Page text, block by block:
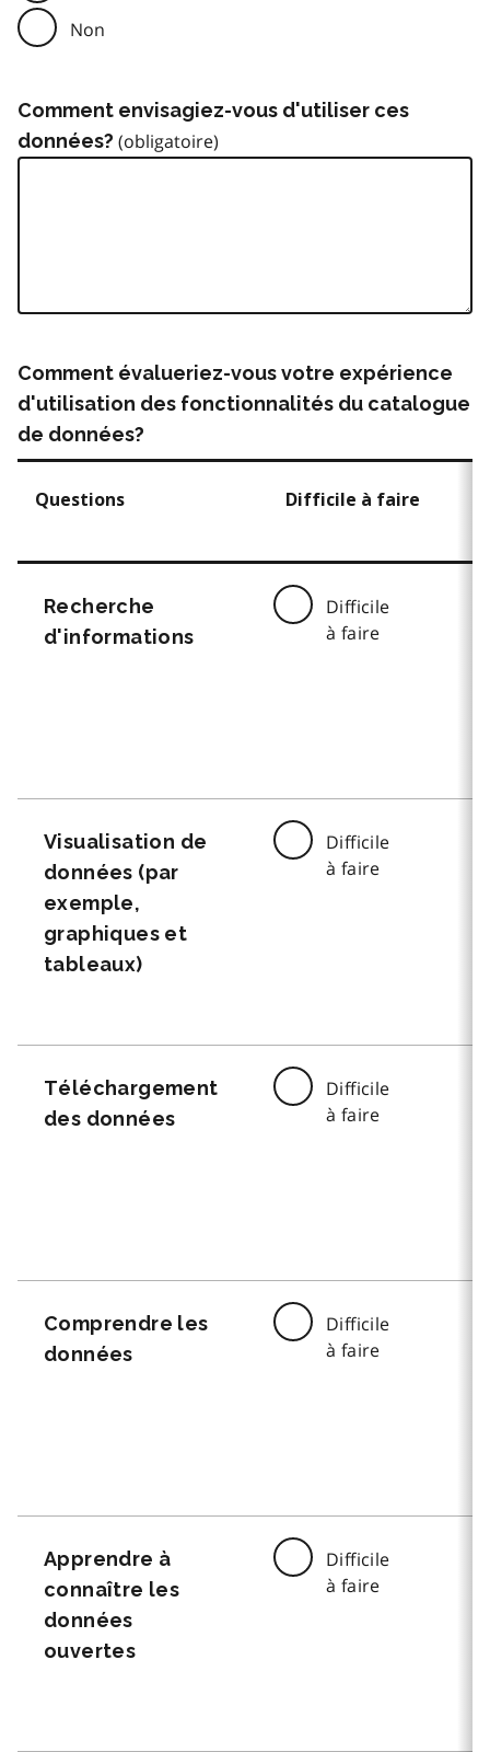
Non
Comment envisagiez-vous d'utiliser ces
données?
Comment évalueriez-vous votre expérience
d'utilisation des fonctionnalités du catalogue
de données?
Questions Difficile à faire
Recherche
d'informations
Difficile
à faire
Visualisation de
données (par
exemple,
graphiques et
tableaux)
Difficile
à faire
Téléchargement
des données
Difficile
à faire
Comprendre les
données
Difficile
à faire
Apprendre à
connaître les
données
ouvertes
Difficile
à faire